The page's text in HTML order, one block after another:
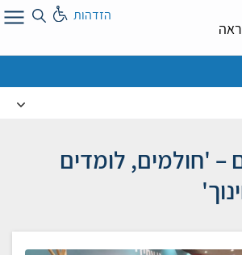
הזדהות
– 'חולמים, לומדים